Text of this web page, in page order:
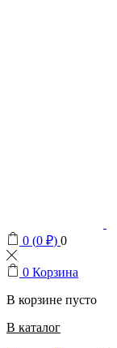
0 (0 ₽) 0
0 Корзина
В корзине пусто
В каталог